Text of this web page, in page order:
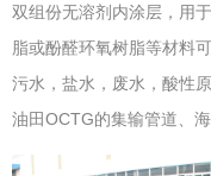
双组份无溶剂内涂层，用
脂或酚醛环氧树脂等材料
污水，盐水，废水，酸性
油田OCTG的集输管道、